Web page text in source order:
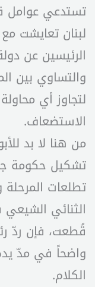
تستدعي عوامل
لبنان تعايشت
الرئيسين عن
والتساوي بين
لتجاوز أي
الاستضعاف.
من هنا لا بد
تشكيل حكومة
تطلعات
الثنائي
قُطعت، فإن ردّ
واضحاً في مدّ
الكلام.